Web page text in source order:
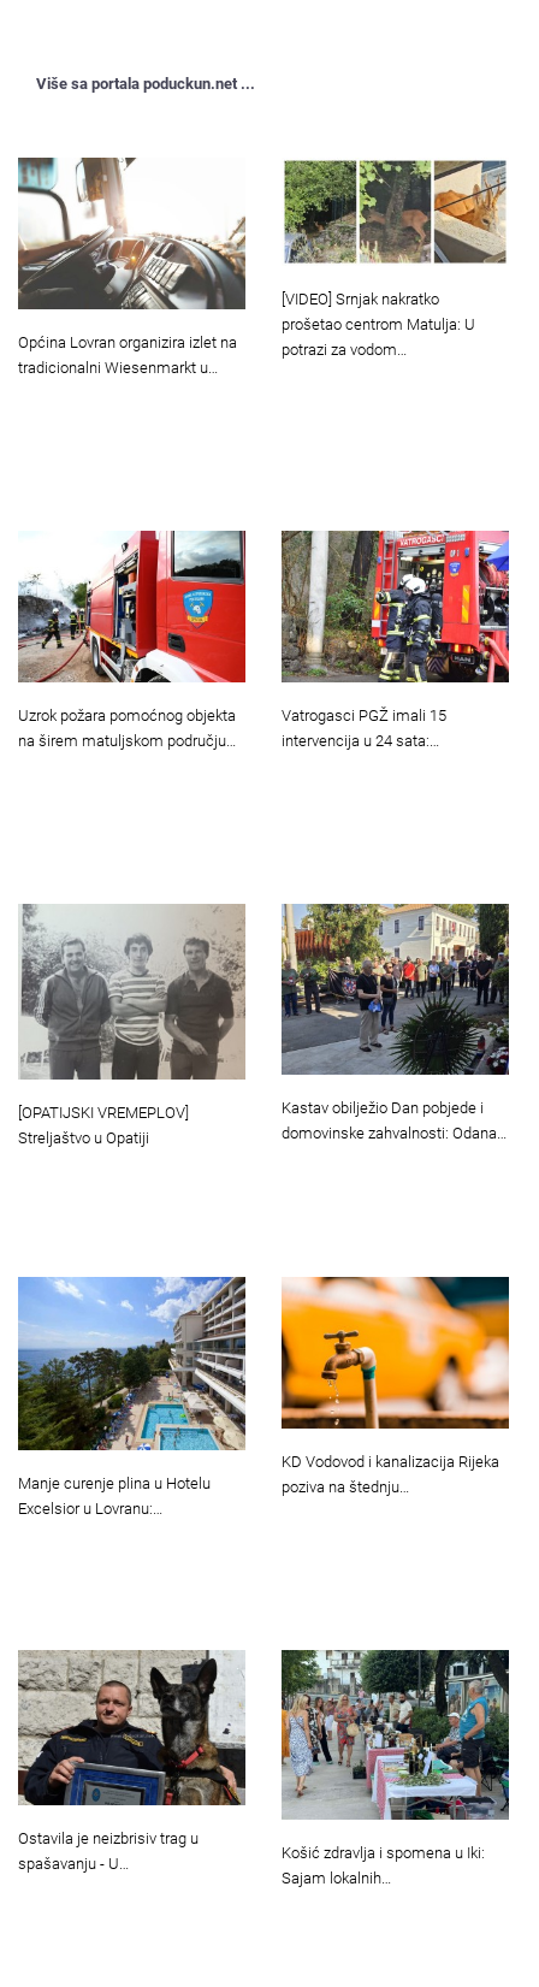
Više sa portala poduckun.net ...
Općina Lovran organizira izlet na
tradicionalni Wiesenmarkt u…
[VIDEO] Srnjak nakratko
prošetao centrom Matulja: U
potrazi za vodom…
Uzrok požara pomoćnog objekta
na širem matuljskom području…
Vatrogasci PGŽ imali 15
intervencija u 24 sata:…
[OPATIJSKI VREMEPLOV]
Streljaštvo u Opatiji
Kastav obilježio Dan pobjede i
domovinske zahvalnosti: Odana…
Manje curenje plina u Hotelu
Excelsior u Lovranu:…
KD Vodovod i kanalizacija Rijeka
poziva na štednju…
Ostavila je neizbrisiv trag u
spašavanju - U…
Košić zdravlja i spomena u Iki:
Sajam lokalnih…